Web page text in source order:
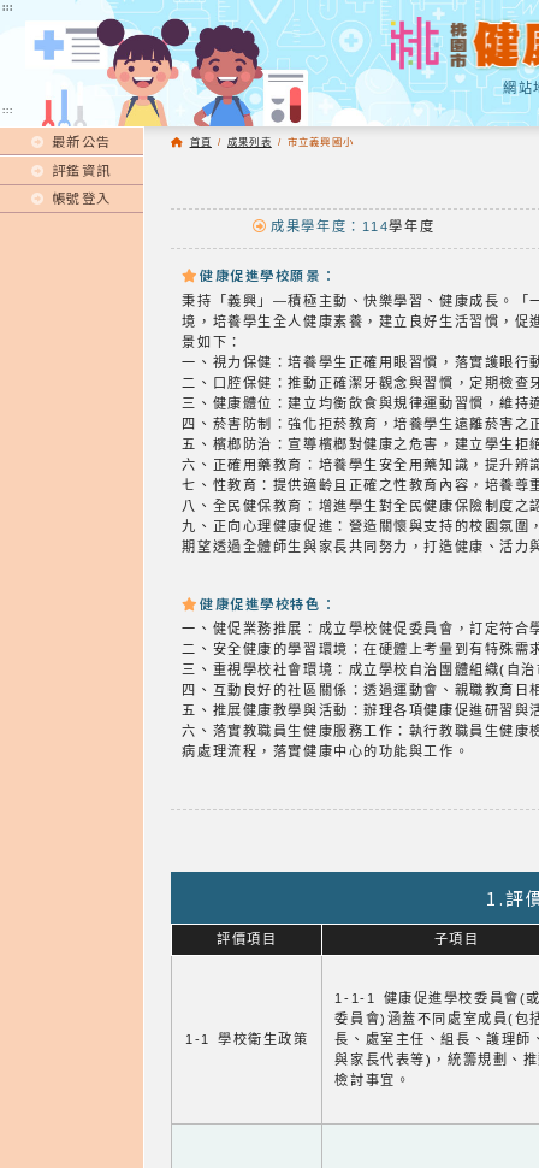
:::
網站
:::
最新公告
評鑑資訊
帳號登入
首頁 / 成果列表 / 市立義興國小
成果學年度：114學年度
健康促進學校願景：
秉持「義興」—積極主動、快樂學習、健康成長。「
境，培養學生全人健康素養，建立良好生活習慣，
景如下：
一、視力保健：培養學生正確用眼習慣，落實護眼行
二、口腔保健：推動正確潔牙觀念與習慣，定期檢查
三、健康體位：建立均衡飲食與規律運動習慣，維持
四、菸害防制：強化拒菸教育，培養學生遠離菸害之
五、檳榔防治：宣導檳榔對健康之危害，建立學生拒
六、正確用藥教育：培養學生安全用藥知識，提升辨
七、性教育：提供適齡且正確之性教育內容，培養尊
八、全民健保教育：增進學生對全民健康保險制度之
九、正向心理健康促進：營造關懷與支持的校園氛
期望透過全體師生與家長共同努力，打造健康、活
健康促進學校特色：
一、健促業務推展：成立學校健促委員會，訂定符
二、安全健康的學習環境：在硬體上考量到有特殊
三、重視學校社會環境：成立學校自治團體組織(自
四、互動良好的社區關係：透過運動會、親職教育
五、推展健康教學與活動：辦理各項健康促進研習
六、落實教職員生健康服務工作：執行教職員生健
病處理流程，落實健康中心的功能與工作。
1.評
評價項目 子項目
1-1 學校衛生政策
1-1-1 健康促進學校委員會(
委員會)涵蓋不同處室成員(包
長、處室主任、組長、護理師
與家長代表等)，統籌規劃、
檢討事宜。
:::